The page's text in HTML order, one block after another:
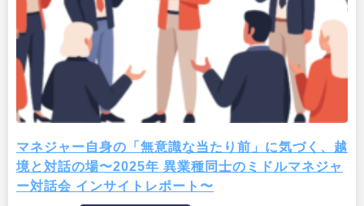
マネジャー自身の「無意識な当たり前」に気づく、越
境と対話の場〜2025年 異業種同士のミドルマネジャ
ー対話会 インサイトレポート〜